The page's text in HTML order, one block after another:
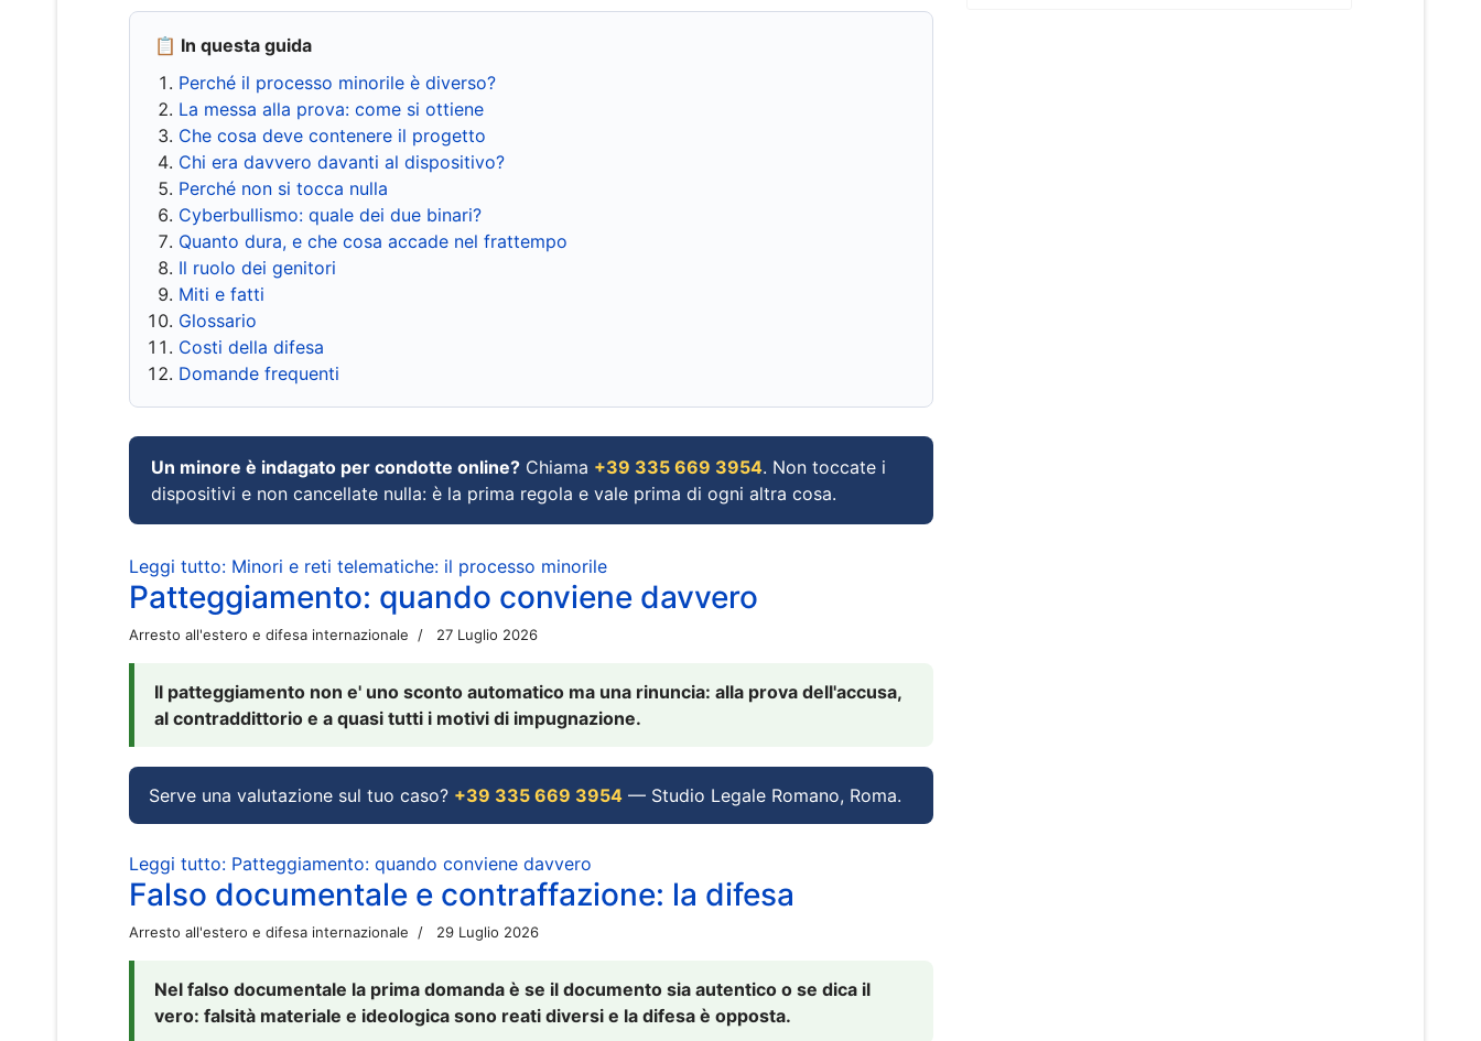
📋 In questa guida
Perché il processo minorile è diverso?
La messa alla prova: come si ottiene
Che cosa deve contenere il progetto
Chi era davvero davanti al dispositivo?
Perché non si tocca nulla
Cyberbullismo: quale dei due binari?
Quanto dura, e che cosa accade nel frattempo
Il ruolo dei genitori
Miti e fatti
Glossario
Costi della difesa
Domande frequenti
Un minore è indagato per condotte online? Chiama +39 335 669 3954. Non toccate i
dispositivi e non cancellate nulla: è la prima regola e vale prima di ogni altra cosa.
Leggi tutto: Minori e reti telematiche: il processo minorile
Patteggiamento: quando conviene davvero
Arresto all'estero e difesa internazionale 27 Luglio 2026
Il patteggiamento non e' uno sconto automatico ma una rinuncia: alla prova dell'accusa,
al contraddittorio e a quasi tutti i motivi di impugnazione.
Serve una valutazione sul tuo caso? +39 335 669 3954 — Studio Legale Romano, Roma.
Leggi tutto: Patteggiamento: quando conviene davvero
Falso documentale e contraffazione: la difesa
Arresto all'estero e difesa internazionale 29 Luglio 2026
Nel falso documentale la prima domanda è se il documento sia autentico o se dica il
vero: falsità materiale e ideologica sono reati diversi e la difesa è opposta.